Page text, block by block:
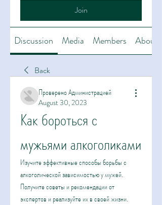
Join
Discussion Media Members About
Back
Проверено Администрацией
August 30, 2023
Как бороться с
мужьями алкоголиками
Изучите эффективные способы борьбы с
алкоголической зависимостью у мужей.
Получите советы и рекомендации от
экспертов и реализуйте их в своей жизни.